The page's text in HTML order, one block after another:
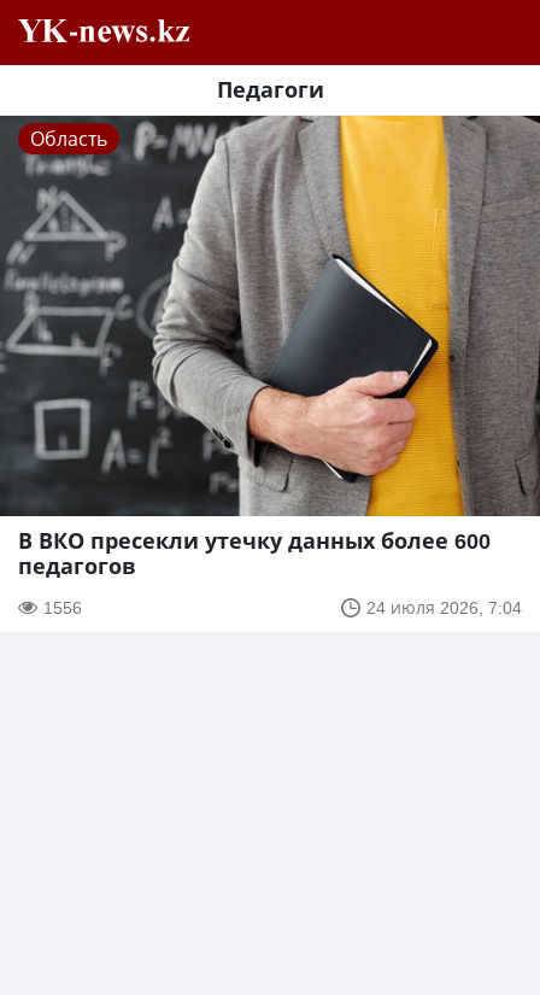
Педагоги
Область
В ВКО пресекли утечку данных более 600
педагогов
1556 24 июля 2026, 7:04